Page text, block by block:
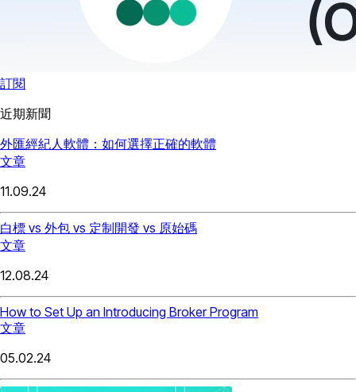
訂閱
近期新聞
外匯經紀人軟體：如何選擇正確的軟體
文章
11.09.24
白標 vs 外包 vs 定制開發 vs 原始碼
文章
12.08.24
How to Set Up an Introducing Broker Program
文章
05.02.24